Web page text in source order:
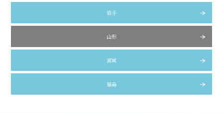
岩手
山形
宮城
福島